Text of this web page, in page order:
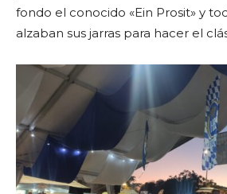
fondo el conocido «Ein Prosit» y
alzaban sus jarras para hacer el